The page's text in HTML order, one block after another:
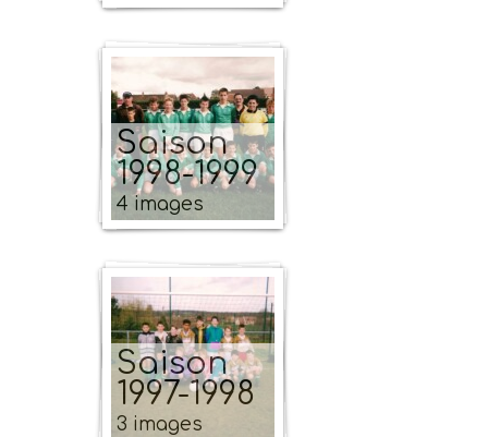
Saison
1998-1999
4 images
Saison
1997-1998
3 images